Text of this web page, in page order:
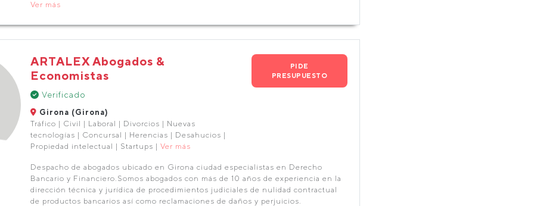
Ver más
ARTALEX Abogados &
Economistas
Verificado
Girona (Girona)
Tráfico | Civil | Laboral | Divorcios | Nuevas
tecnologías | Concursal | Herencias | Desahucios |
Propiedad intelectual | Startups | Ver más
PIDE
PRESUPUESTO
Despacho de abogados ubicado en Girona ciudad especialistas en Derecho
Bancario y Financiero.Somos abogados con más de 10 años de experiencia en la
dirección técnica y jurídica de procedimientos judiciales de nulidad contractual
de productos bancarios así como reclamaciones de daños y perjuicios.